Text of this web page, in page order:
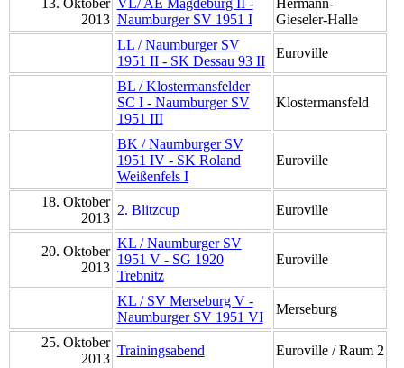
13. Oktober
2013
VL/ AE Magdeburg II -
Naumburger SV 1951 I
Hermann-
Gieseler-Halle
LL / Naumburger SV
1951 II - SK Dessau 93 II
Euroville
BL / Klostermansfelder
SC I - Naumburger SV
1951 III
Klostermansfeld
BK / Naumburger SV
1951 IV - SK Roland
Weißenfels I
Euroville
18. Oktober
2013
2. Blitzcup Euroville
20. Oktober
2013
KL / Naumburger SV
1951 V - SG 1920
Trebnitz
Euroville
KL / SV Merseburg V -
Naumburger SV 1951 VI
Merseburg
25. Oktober
2013
Trainingsabend Euroville / Raum 2